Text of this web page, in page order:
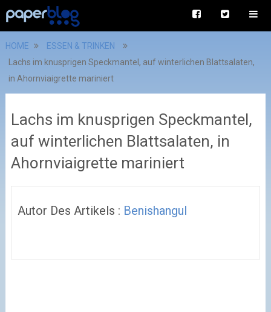
HOME
ESSEN & TRINKEN
Lachs im knusprigen Speckmantel, auf winterlichen Blattsalaten,
in Ahornviaigrette mariniert
Lachs im knusprigen Speckmantel,
auf winterlichen Blattsalaten, in
Ahornviaigrette mariniert
Autor Des Artikels : Benishangul